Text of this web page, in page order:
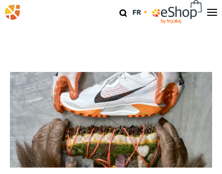
Aller
au
Coaching
Agenda
Clinics
Conférence
FR